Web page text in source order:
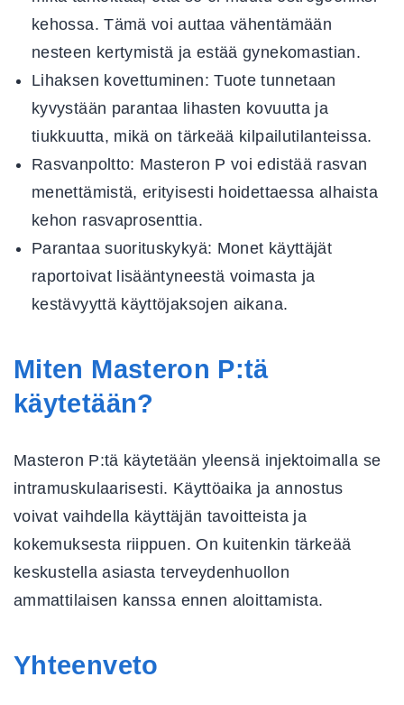
kehossa. Tämä voi auttaa vähentämään
nesteen kertymistä ja estää gynekomastian.
Lihaksen kovettuminen: Tuote tunnetaan
kyvystään parantaa lihasten kovuutta ja
tiukkuutta, mikä on tärkeää kilpailutilanteissa.
Rasvanpoltto: Masteron P voi edistää rasvan
menettämistä, erityisesti hoidettaessa alhaista
kehon rasvaprosenttia.
Parantaa suorituskykyä: Monet käyttäjät
raportoivat lisääntyneestä voimasta ja
kestävyyttä käyttöjaksojen aikana.
Miten Masteron P:tä
käytetään?
Masteron P:tä käytetään yleensä injektoimalla se
intramuskulaarisesti. Käyttöaika ja annostus
voivat vaihdella käyttäjän tavoitteista ja
kokemuksesta riippuen. On kuitenkin tärkeää
keskustella asiasta terveydenhuollon
ammattilaisen kanssa ennen aloittamista.
Yhteenveto